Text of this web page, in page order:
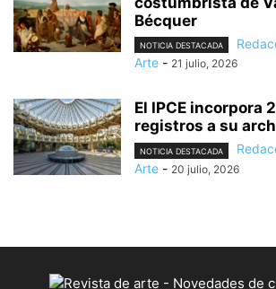
Bécquer
NOTICIA DESTACADA
Arte - 21 julio, 2026
El IPCE incorpora
registros a su
NOTICIA DESTACADA
Arte - 20 julio, 2026